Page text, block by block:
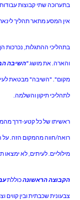
בתערוכה שתי קבוצות
אין המסע מתאר תהליך
בתהליכי ההתגלות, נכרכות הן
והארה. את מושג"השיבה
מקום". "השיבה" מבטאת
לתהליכי תיקון והשלמה.
ראשיתו של כל קטע-דרך
רואה/חווה מהמקום הזה. על
מילוליים. לעיתים, לא ימצאו
הקבוצה הראשונהכוללת
צבעונית שכבתית ובין